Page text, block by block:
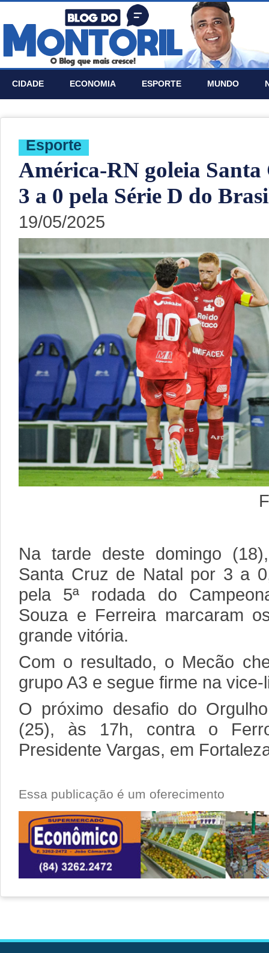
CIDADE ECONOMIA ESPORTE MUNDO
Esporte
América-RN goleia
3 a 0 pela Série D do
19/05/2025
Foto: Gabriel
Na tarde deste domingo
Santa Cruz de Natal por 3 a
pela 5ª rodada do
Souza e Ferreira marcaram
grande vitória.
Com o resultado, o Mecão
grupo A3 e segue firme na
O próximo desafio do
(25), às 17h, contra o
Presidente Vargas, em
Essa publicação é um oferecimento